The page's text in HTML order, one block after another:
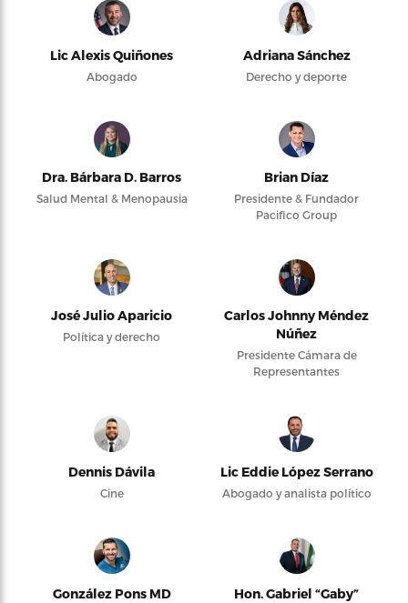
Lic Alexis Quiñones
Abogado
Adriana Sánchez
Derecho y deporte
Dra. Bárbara D. Barros
Salud Mental & Menopausia
Brian Díaz
Presidente & Fundador
Pacifico Group
José Julio Aparicio
Política y derecho
Carlos Johnny Méndez
Núñez
Presidente Cámara de
Representantes
Dennis Dávila
Cine
Lic Eddie López Serrano
Abogado y analista político
González Pons MD
Hon. Gabriel “Gaby”